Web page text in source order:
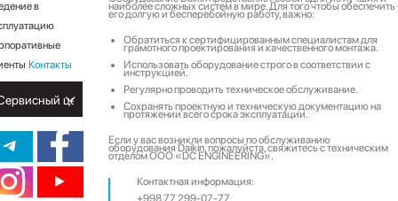
в
Контакты
наиболее сложных систем в мире. Для того чтобы обеспечить
его долгую и бесперебойную работу, важно:
Обратиться к сертифицированным специалистам для
грамотного проектирования и качественного монтажа.
Использовать оборудование строго в соответствии с
инструкцией.
Регулярно проводить техническое обслуживание.
Сохранять проектную и техническую документацию на
протяжении всего срока эксплуатации.
Если у вас возникли вопросы по обслуживанию
оборудования Daikin, пожалуйста, свяжитесь с техническим
отделом ООО «DC ENGINEERING».
Контактная информация:
+998 77 299-07-77